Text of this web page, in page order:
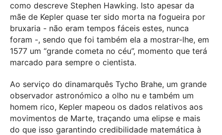
como descreve Stephen Hawking. Isto apesar da
mãe de Kepler quase ter sido morta na fogueira por
bruxaria - não eram tempos fáceis estes, nunca
foram -, sendo que foi também ela a mostrar-lhe, em
1577 um “grande cometa no céu”, momento que terá
marcado para sempre o cientista.
Ao serviço do dinamarquês Tycho Brahe, um grande
observador astronómico a olho nu e também um
homem rico, Kepler mapeou os dados relativos aos
movimentos de Marte, traçando uma elipse e mais
do que isso garantindo credibilidade matemática à